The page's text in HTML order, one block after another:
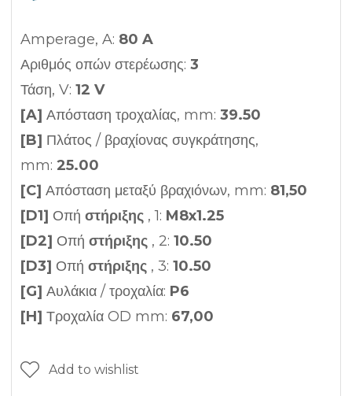
Amperage, A: 80 A
Αριθμός οπών στερέωσης: 3
Τάση, V: 12 V
[A] Απόσταση τροχαλίας, mm: 39.50
[B] Πλάτος / βραχίονας συγκράτησης,
mm: 25.00
[C] Απόσταση μεταξύ βραχιόνων, mm: 81,50
[D1] Οπή στήριξης , 1: M8x1.25
[D2] Οπή στήριξης , 2: 10.50
[D3] Οπή στήριξης , 3: 10.50
[G] Αυλάκια / τροχαλία: P6
[H] Τροχαλία OD mm: 67,00
Add to wishlist